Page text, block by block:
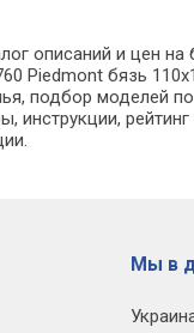
описаний и цен
Piedmont бязь
подбор моделей
инструкции,
Мы в